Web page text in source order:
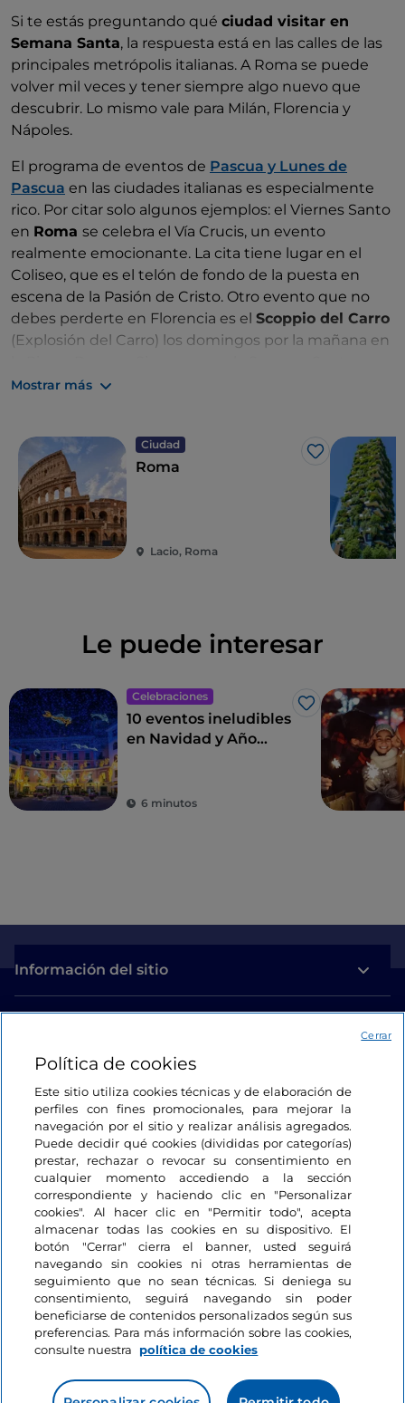
Si te estás preguntando qué ciudad visitar en
Semana Santa, la respuesta está en las calles de las
principales metrópolis italianas. A Roma se puede
volver mil veces y tener siempre algo nuevo que
descubrir. Lo mismo vale para Milán, Florencia y
Nápoles.
El programa de eventos de Pascua y Lunes de
Pascua en las ciudades italianas es especialmente
rico. Por citar solo algunos ejemplos: el Viernes Santo
en Roma se celebra el Vía Crucis, un evento
realmente emocionante. La cita tiene lugar en el
Coliseo, que es el telón de fondo de la puesta en
escena de la Pasión de Cristo. Otro evento que no
debes perderte en Florencia es el Scoppio del Carro
(Explosión del Carro) los domingos por la mañana en
Nápoles, tienes que probar el
quieres hacer algo original, explora los palacios de
estilo modernistas en el Cuadrilátero del Silencio. Y,
el Lunes de Pascua, todos en bicicleta a lo largo del
canal de la Martesana.
Mostrar más
Ciudad
Me gusta
Roma
Lacio, Roma
Le puede interesar
Celebraciones
Me gusta
10 eventos ineludibles
en Navidad y Año
6 minutos
Información del sitio
Acceso
Estamos en contacto
Política de cookies
Este sitio utiliza cookies técnicas y de elaboración de
perfiles con fines promocionales, para mejorar la
navegación por el sitio y realizar análisis agregados.
Puede decidir qué cookies (divididas por categorías)
prestar, rechazar o revocar su consentimiento en
cualquier momento accediendo a la sección
correspondiente y haciendo clic en "Personalizar
cookies". Al hacer clic en "Permitir todo", acepta
almacenar todas las cookies en su dispositivo. El
botón "Cerrar" cierra el banner, usted seguirá
navegando sin cookies ni otras herramientas de
seguimiento que no sean técnicas. Si deniega su
consentimiento, seguirá navegando sin poder
beneficiarse de contenidos personalizados según sus
preferencias. Para más información sobre las cookies,
consulte nuestra
política de cookies
Cerrar